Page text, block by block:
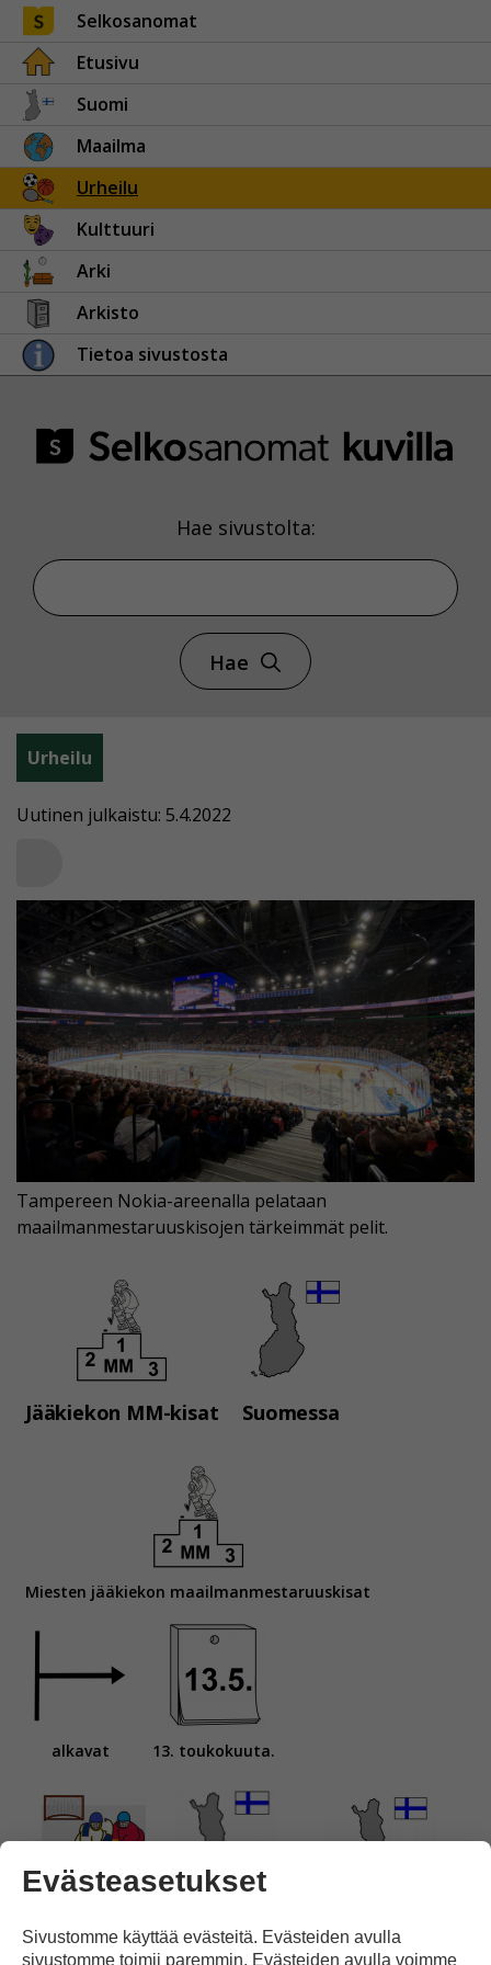
Selkosanomat
Etusivu
Suomi
Maailma
Urheilu
Kulttuuri
Arki
Arkisto
Tietoa sivustosta
Hae sivustolta:
Hae
Urheilu
Uutinen julkaistu: 5.4.2022
Jääkiekon MM-kisat Suomessa
Tampereen Nokia-areenalla pelataan
maailmanmestaruuskisojen tärkeimmät pelit.
Miesten jääkiekon maailmanmestaruuskisat
alkavat 13. toukokuuta.
Evästeasetukset
Sivustomme käyttää evästeitä. Evästeiden avulla
sivustomme toimii paremmin. Evästeiden avulla voimme